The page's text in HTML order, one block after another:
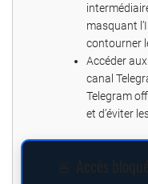
masquant
contourner
Accéder
canal
Telegram
et d’éviter